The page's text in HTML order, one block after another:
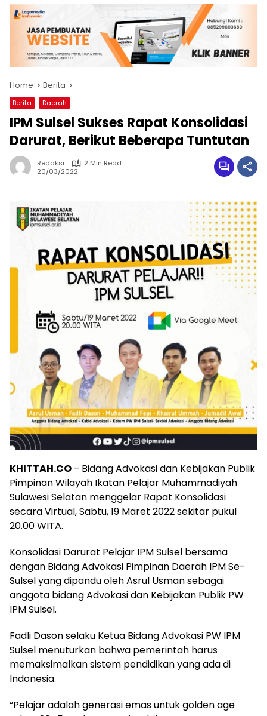
Home Berita
Berita Daerah
IPM Sulsel Sukses Rapat Konsolidasi
Darurat, Berikut Beberapa Tuntutan
Redaksi
2 Min Read
20/03/2022
KHITTAH.CO– Bidang Advokasi dan Kebijakan Publik
Pimpinan Wilayah Ikatan Pelajar Muhammadiyah
Sulawesi Selatan menggelar Rapat Konsolidasi
secara Virtual, Sabtu, 19 Maret 2022 sekitar pukul
20.00 WITA.
Konsolidasi Darurat Pelajar IPM Sulsel bersama
dengan Bidang Advokasi Pimpinan Daerah IPM Se-
Sulsel yang dipandu oleh Asrul Usman sebagai
anggota bidang Advokasi dan Kebijakan Publik PW
IPM Sulsel.
Fadli Dason selaku Ketua Bidang Advokasi PW IPM
Sulsel menuturkan bahwa pemerintah harus
memaksimalkan sistem pendidikan yang ada di
Indonesia.
“Pelajar adalah generasi emas untuk golden age